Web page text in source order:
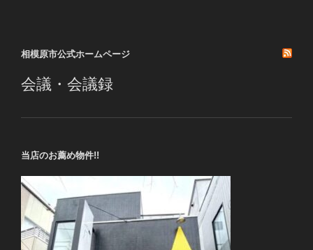
ン
相模原市公式ホームページ
会議・会議録
当店のお薦め物件!!